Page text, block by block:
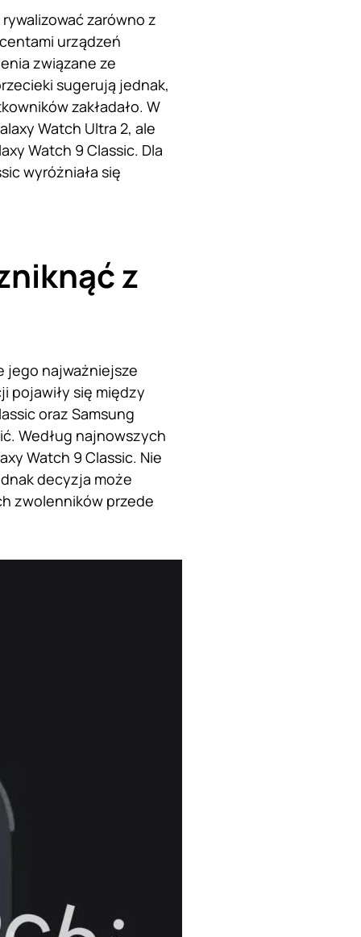
zarówno z
urządzeń
związane ze
sugerują jednak,
zakładało. W
Watch Ultra 2, ale
Watch 9 Classic. Dla
wyróżniała się
z
jego najważniejsze
pojawiły się między
oraz Samsung
Według najnowszych
Watch 9 Classic. Nie
decyzja może
zwolenników przede